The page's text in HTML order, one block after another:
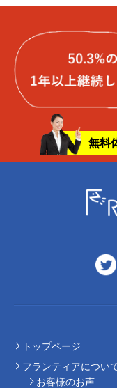
無料
トップページ
フランティアについ
お客様のお声